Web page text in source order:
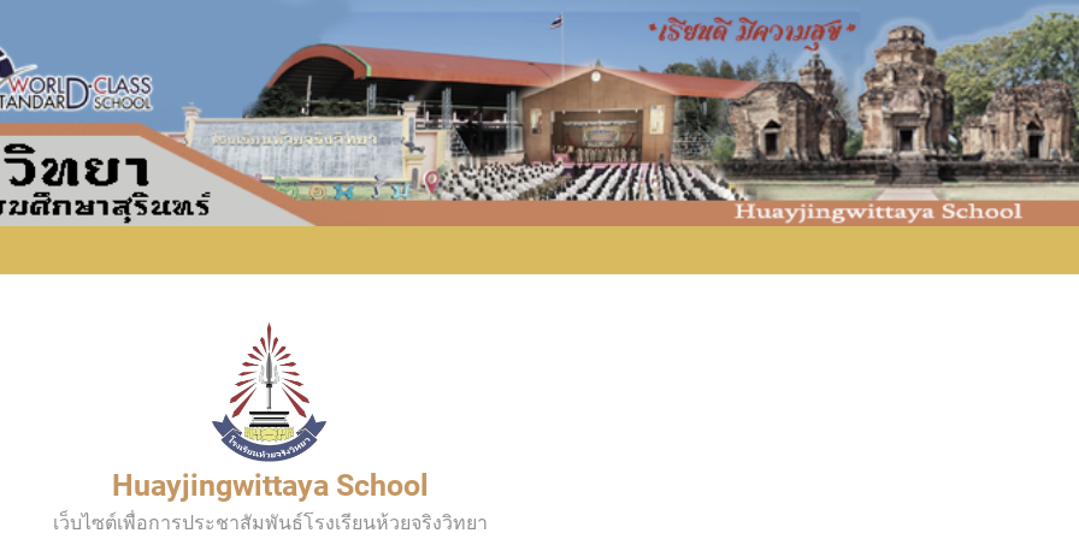
Huayjingwittaya School
เว็บไซต์เพื่อการประชาสัมพันธ์โรงเรียนห้วยจริงวิทยา